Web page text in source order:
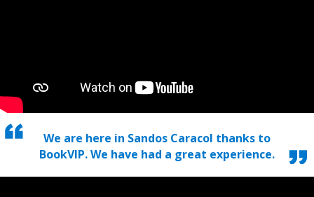
We are here in Sandos Caracol thanks to
BookVIP. We have had a great experience.